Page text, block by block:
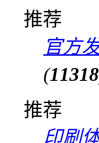
推荐
官方
(11318
推荐
印刷